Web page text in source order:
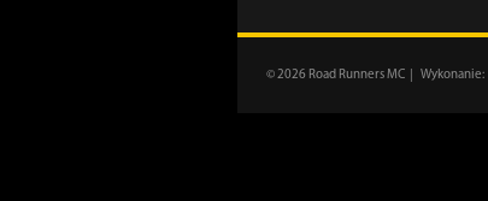
© 2026 Road Runners MC | Wykonanie: